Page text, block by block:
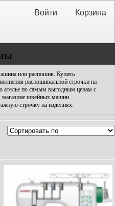
Корзина
Войти
или распошив. Купить
распошивальной строчки на
ателье по самым выгодным ценам с
магазине швейных машин
строчку на изделиях.